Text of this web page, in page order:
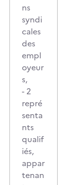
ns
syndi
cales
des
empl
oyeur
s,
- 2
repré
senta
nts
qualif
iés,
appar
tenan